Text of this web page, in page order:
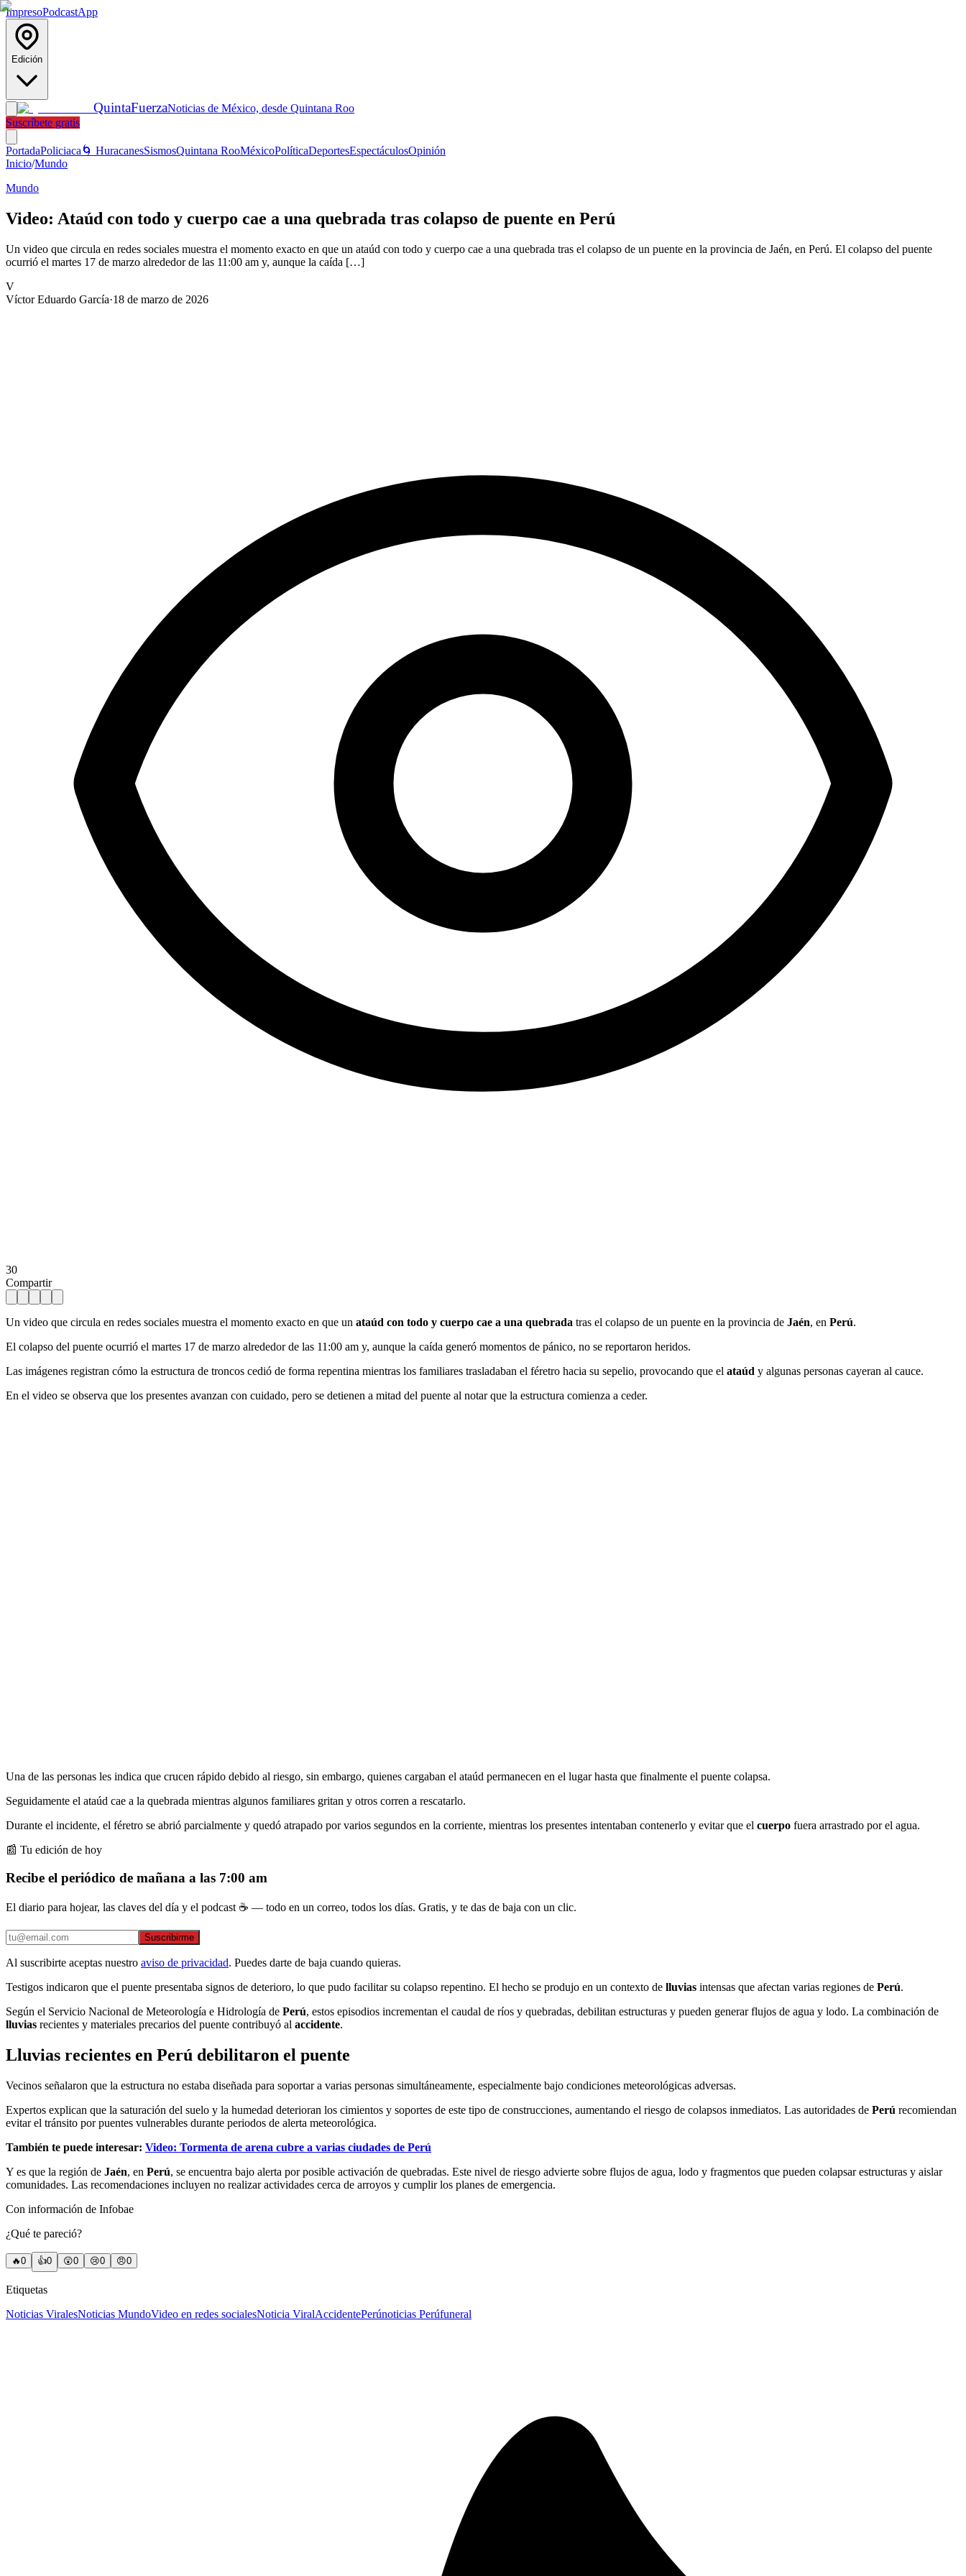
ImpresoPodcastApp
Edición
QuintaFuerzaNoticias de México, desde Quintana Roo
Suscríbete gratis
PortadaPoliciaca 🌀 HuracanesSismosQuintana RooMéxicoPolíticaDeportesEspectáculosOpinión
Inicio/Mundo
Mundo
Video: Ataúd con todo y cuerpo cae a una quebrada tras colapso de puente en Perú
Un video que circula en redes sociales muestra el momento exacto en que un ataúd con todo y cuerpo cae a una quebrada tras el colapso de un puente en la provincia de Jaén, en Perú. El colapso del puente
ocurrió el martes 17 de marzo alrededor de las 11:00 am y, aunque la caída […]
V
Víctor Eduardo García·18 de marzo de 2026
30
Compartir
Un video que circula en redes sociales muestra el momento exacto en que un ataúd con todo y cuerpo cae a una quebrada tras el colapso de un puente en la provincia de Jaén, en Perú.
El colapso del puente ocurrió el martes 17 de marzo alrededor de las 11:00 am y, aunque la caída generó momentos de pánico, no se reportaron heridos.
Las imágenes registran cómo la estructura de troncos cedió de forma repentina mientras los familiares trasladaban el féretro hacia su sepelio, provocando que el ataúd y algunas personas cayeran al cauce.
En el video se observa que los presentes avanzan con cuidado, pero se detienen a mitad del puente al notar que la estructura comienza a ceder.
Una de las personas les indica que crucen rápido debido al riesgo, sin embargo, quienes cargaban el ataúd permanecen en el lugar hasta que finalmente el puente colapsa.
Seguidamente el ataúd cae a la quebrada mientras algunos familiares gritan y otros corren a rescatarlo.
Durante el incidente, el féretro se abrió parcialmente y quedó atrapado por varios segundos en la corriente, mientras los presentes intentaban contenerlo y evitar que el cuerpo fuera arrastrado por el agua.
📰 Tu edición de hoy
Recibe el periódico de mañana a las 7:00 am
El diario para hojear, las claves del día y el podcast ☕ — todo en un correo, todos los días. Gratis, y te das de baja con un clic.
Suscribirme
Al suscribirte aceptas nuestro aviso de privacidad. Puedes darte de baja cuando quieras.
Testigos indicaron que el puente presentaba signos de deterioro, lo que pudo facilitar su colapso repentino. El hecho se produjo en un contexto de lluvias intensas que afectan varias regiones de Perú.
Según el Servicio Nacional de Meteorología e Hidrología de Perú, estos episodios incrementan el caudal de ríos y quebradas, debilitan estructuras y pueden generar flujos de agua y lodo. La combinación de
lluvias recientes y materiales precarios del puente contribuyó al accidente.
Lluvias recientes en Perú debilitaron el puente
Vecinos señalaron que la estructura no estaba diseñada para soportar a varias personas simultáneamente, especialmente bajo condiciones meteorológicas adversas.
Expertos explican que la saturación del suelo y la humedad deterioran los cimientos y soportes de este tipo de construcciones, aumentando el riesgo de colapsos inmediatos. Las autoridades de Perú recomiendan
evitar el tránsito por puentes vulnerables durante periodos de alerta meteorológica.
También te puede interesar: Video: Tormenta de arena cubre a varias ciudades de Perú
Y es que la región de Jaén, en Perú, se encuentra bajo alerta por posible activación de quebradas. Este nivel de riesgo advierte sobre flujos de agua, lodo y fragmentos que pueden colapsar estructuras y aislar
comunidades. Las recomendaciones incluyen no realizar actividades cerca de arroyos y cumplir los planes de emergencia.
Con información de Infobae
¿Qué te pareció?
🔥0 👍0 😲0 😢0 😠0
Etiquetas
Noticias ViralesNoticias MundoVideo en redes socialesNoticia ViralAccidentePerúnoticias Perúfuneral